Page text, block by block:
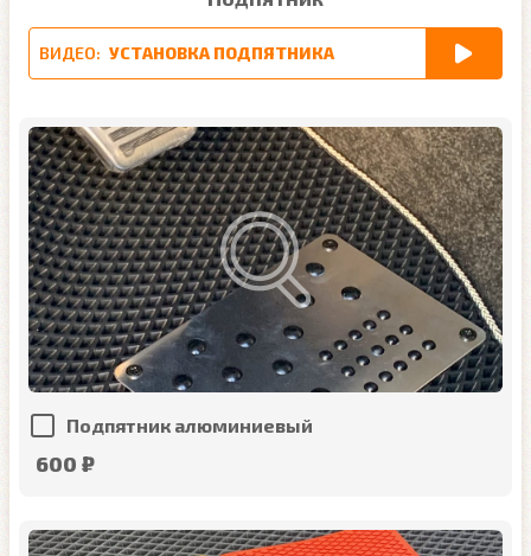
ВИДЕО: УСТАНОВКА ПОДПЯТНИКА
Подпятник алюминиевый
600 ₽